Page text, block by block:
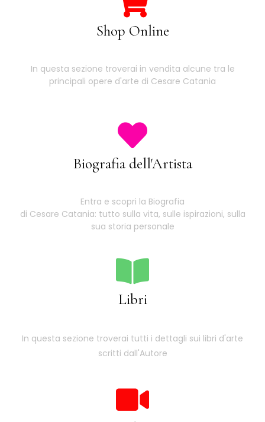
Shop Online
In questa sezione troverai in vendita alcune tra le
principali opere d'arte di Cesare Catania
Biografia dell'Artista
Entra e scopri la Biografia
di Cesare Catania: tutto sulla vita, sulle ispirazioni, sulla
sua storia personale
Libri
In questa sezione troverai tutti i dettagli sui libri d'arte
scritti dall'Autore